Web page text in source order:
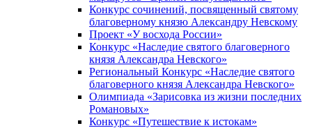
Конкурс сочинений, посвященный святому
благоверному князю Александру Невскому
Проект «У восхода России»
Конкурс «Наследие святого благоверного
князя Александра Невского»
Региональный Конкурс «Наследие святого
благоверного князя Александра Невского»
Олимпиада «Зарисовка из жизни последних
Романовых»
Конкурс «Путешествие к истокам»